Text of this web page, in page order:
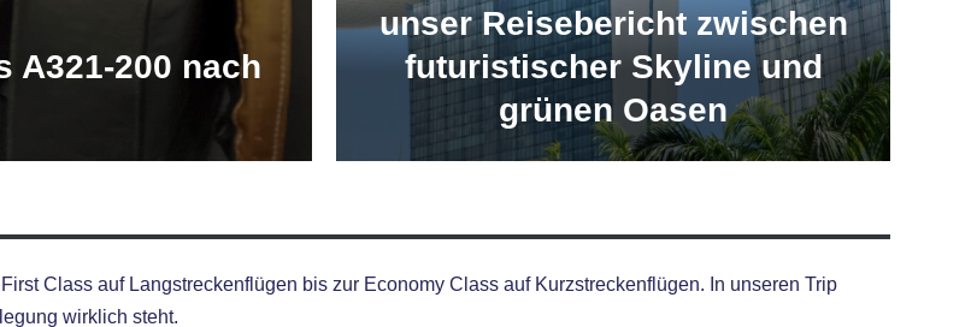
A321-200 nach
unser Reisebericht zwischen
futuristischer Skyline und
grünen Oasen
Class auf Langstreckenflügen bis zur Economy Class auf Kurzstreckenflügen. In unseren Trip
wirklich steht.